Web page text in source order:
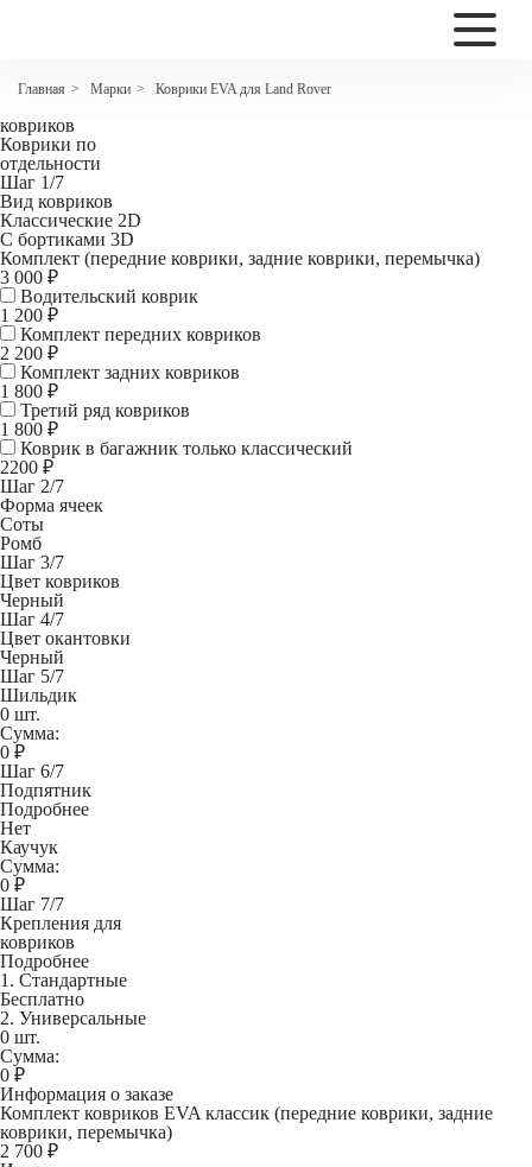
Главная > Марки > Коврики EVA для Land Rover
Коврики EVA для Land Rover Freelander II
ковриков
Коврики по
отдельности
Шаг 1/7
Вид ковриков
Классические 2D
С бортиками 3D
Комплект (передние коврики, задние коврики, перемычка)
3 000 ₽
Водительский коврик
1 200 ₽
Комплект передних ковриков
2 200 ₽
Комплект задних ковриков
1 800 ₽
Третий ряд ковриков
1 800 ₽
Коврик в багажник только классический
2200 ₽
Шаг 2/7
Форма ячеек
Соты
Ромб
Шаг 3/7
Цвет ковриков
Черный
Шаг 4/7
Цвет окантовки
Черный
Шаг 5/7
Шильдик
0 шт.
Сумма:
0 ₽
Шаг 6/7
Подпятник
Подробнее
Нет
Каучук
Сумма:
0 ₽
Шаг 7/7
Крепления для
ковриков
Подробнее
1. Стандартные
Бесплатно
2. Универсальные
0 шт.
Сумма:
0 ₽
Информация о заказе
Комплект ковриков EVA классик (передние коврики, задние
коврики, перемычка)
2 700 ₽